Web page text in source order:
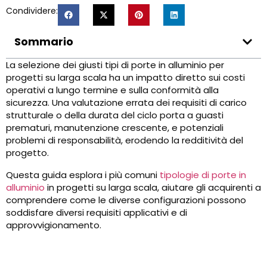
Condividere:
Sommario
La selezione dei giusti tipi di porte in alluminio per
progetti su larga scala ha un impatto diretto sui costi
operativi a lungo termine e sulla conformità alla
sicurezza. Una valutazione errata dei requisiti di carico
strutturale o della durata del ciclo porta a guasti
prematuri, manutenzione crescente, e potenziali
problemi di responsabilità, erodendo la redditività del
progetto.
Questa guida esplora i più comuni tipologie di porte in
alluminio in progetti su larga scala, aiutare gli acquirenti a
comprendere come le diverse configurazioni possono
soddisfare diversi requisiti applicativi e di
approvvigionamento.